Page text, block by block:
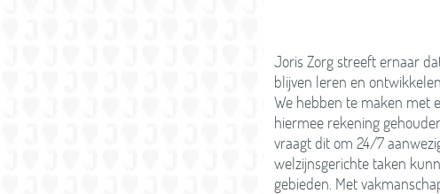
Joris Zorg streeft ernaar
blijven leren en ontwikkelen.
We hebben te maken met
hiermee rekening
vraagt dit om 24/7
welzijnsgerichte taken
gebieden. Met